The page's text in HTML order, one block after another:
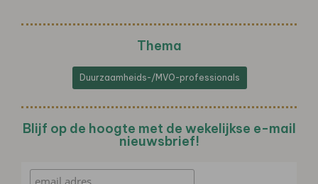
Thema
Duurzaamheids-/MVO-professionals
Blijf op de hoogte met de wekelijkse e-mail
nieuwsbrief!